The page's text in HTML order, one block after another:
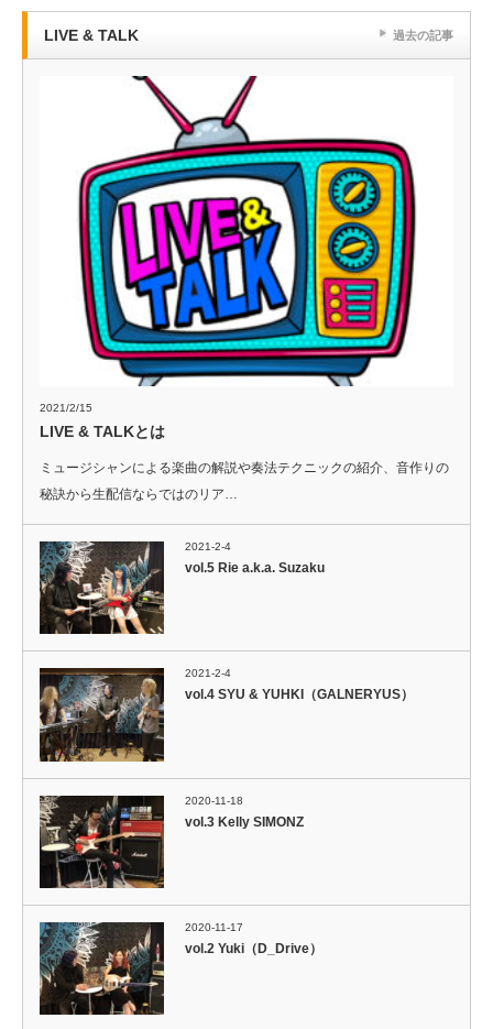
LIVE & TALK 過去の記事
2021/2/15
LIVE & TALKとは
ミュージシャンによる楽曲の解説や奏法テクニックの紹介、音作りの
秘訣から生配信ならではのリア…
2021-2-4
vol.5 Rie a.k.a. Suzaku
2021-2-4
vol.4 SYU & YUHKI（GALNERYUS）
2020-11-18
vol.3 Kelly SIMONZ
2020-11-17
vol.2 Yuki（D_Drive）